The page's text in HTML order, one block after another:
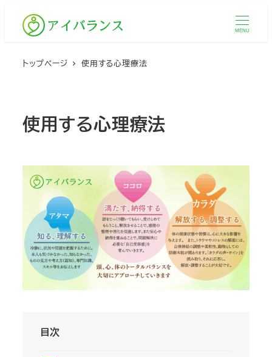
MENU
トップページ 使用する心理療法
使用する心理療法
目次